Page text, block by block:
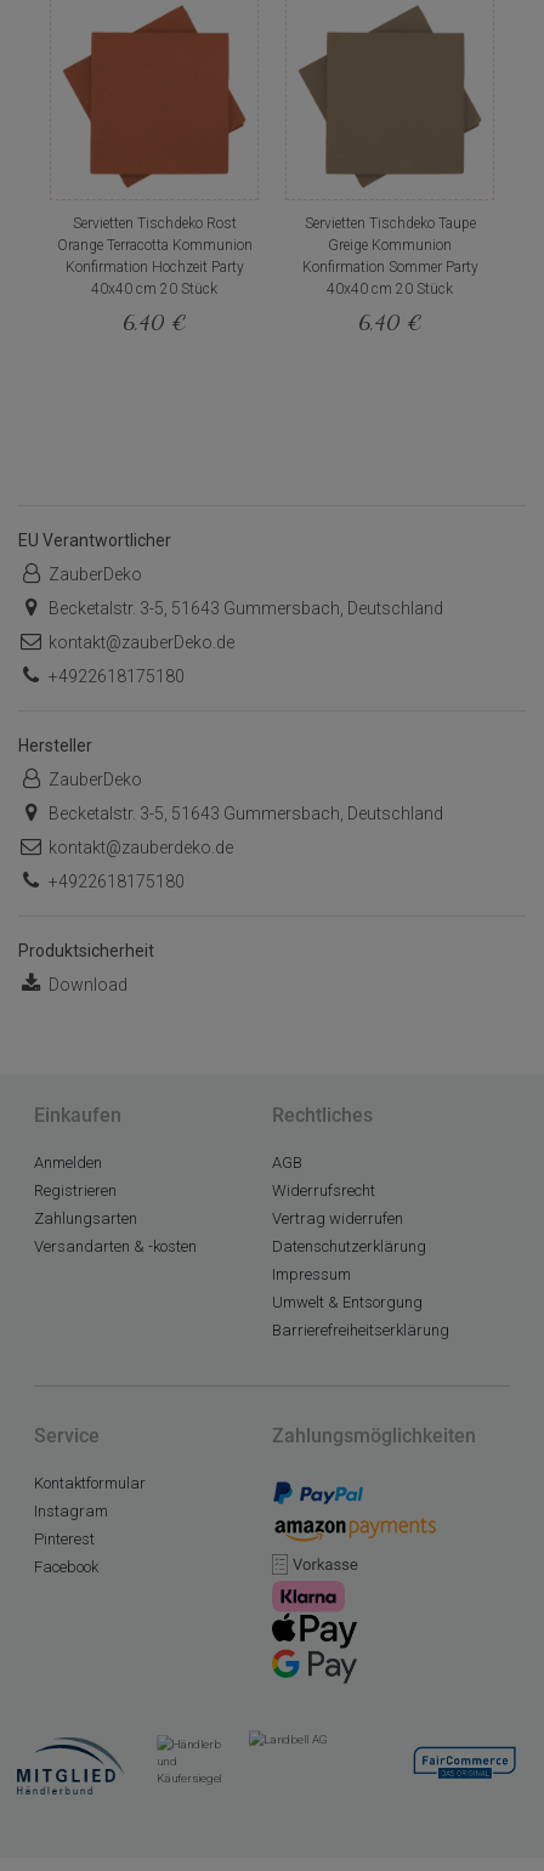
Servietten Tischdeko Rost
Orange Terracotta Kommunion
Konfirmation Hochzeit Party
40x40 cm 20 Stück
6,40 €
Servietten Tischdeko Taupe
Greige Kommunion
Konfirmation Sommer Party
40x40 cm 20 Stück
6,40 €
EU Verantwortlicher
ZauberDeko
Becketalstr. 3-5, 51643 Gummersbach, Deutschland
kontakt@zauberDeko.de
+4922618175180
Hersteller
ZauberDeko
Becketalstr. 3-5, 51643 Gummersbach, Deutschland
kontakt@zauberdeko.de
+4922618175180
Produktsicherheit
Download
Einkaufen
Anmelden
Registrieren
Zahlungsarten
Versandarten & -kosten
Rechtliches
AGB
Widerrufsrecht
Vertrag widerrufen
Datenschutzerklärung
Impressum
Umwelt & Entsorgung
Barrierefreiheitserklärung
Service
Kontaktformular
Instagram
Pinterest
Facebook
Zahlungsmöglichkeiten